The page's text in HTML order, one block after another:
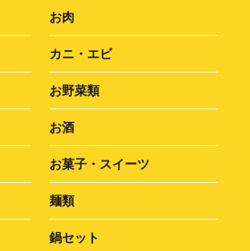
お肉
カニ・エビ
お野菜類
お酒
お菓子・スイーツ
麺類
鍋セット